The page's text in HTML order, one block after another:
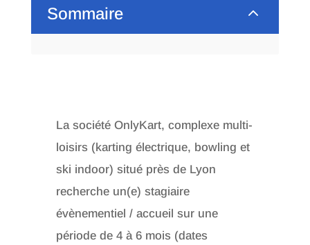
Sommaire 2
La société OnlyKart, complexe multi-
loisirs (karting électrique, bowling et
ski indoor) situé près de Lyon
recherche un(e) stagiaire
évènementiel / accueil sur une
période de 4 à 6 mois (dates